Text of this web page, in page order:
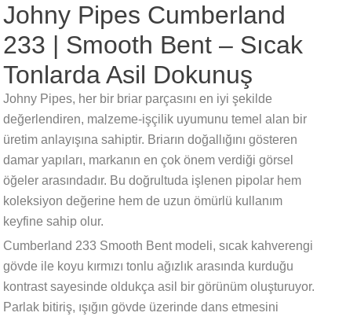
Johny Pipes Cumberland
233 | Smooth Bent – Sıcak
Tonlarda Asil Dokunuş
Johny Pipes, her bir briar parçasını en iyi şekilde
değerlendiren, malzeme-işçilik uyumunu temel alan bir
üretim anlayışına sahiptir. Briarın doğallığını gösteren
damar yapıları, markanın en çok önem verdiği görsel
öğeler arasındadır. Bu doğrultuda işlenen pipolar hem
koleksiyon değerine hem de uzun ömürlü kullanım
keyfine sahip olur.
Cumberland 233 Smooth Bent modeli, sıcak kahverengi
gövde ile koyu kırmızı tonlu ağızlık arasında kurduğu
kontrast sayesinde oldukça asil bir görünüm oluşturuyor.
Parlak bitiriş, ışığın gövde üzerinde dans etmesini